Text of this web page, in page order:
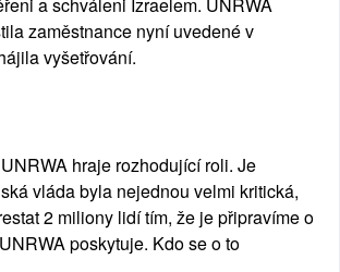
zaměstnance nyní uvedené v
vyšetřování.
UNRWA hraje rozhodující roli. Je
vláda byla nejednou velmi kritická,
2 miliony lidí tím, že je připravíme o
poskytuje. Kdo se o to